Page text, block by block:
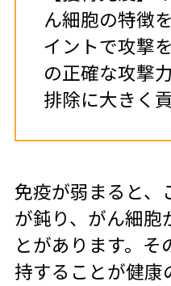
ん細胞の特徴
イントで攻撃
の正確な攻撃
排除に大きく
免疫が弱まると、
が鈍り、がん細胞
とがあります。
持することが健康